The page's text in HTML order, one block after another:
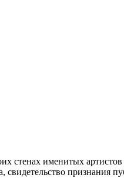
стенах именитых
признания